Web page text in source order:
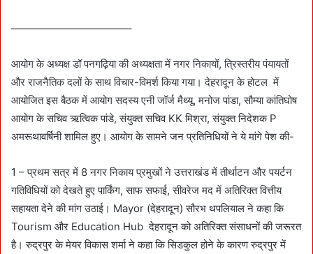
———————————–
आयोग के अध्यक्ष डॉ पनगढ़िया की अध्यक्षता में नगर निकायों, त्रिस्तरीय पंयायतों
और राजनैतिक दलों के साथ विचार-विमर्श किया गया। देहरादून के होटल में
आयोजित इस बैठक में आयोग सदस्य एनी जॉर्ज मैथ्यू, मनोज पांडा, सौम्या कांतिघोष
आयोग के सचिव ऋत्विक पांडे, संयुक्त सचिव KK मिश्रा, संयुक्त निदेशक P
अमरूथावर्षिनी शामिल हुए। आयोग के सामने जन प्रतिनिधियों ने ये मांगे पेश की-
1 – प्रथम सत्र में 8 नगर निकाय प्रमुखों ने उत्तराखंड में तीर्थाटन और पयर्टन
गतिविधियों को देखते हुए पार्किंग, साफ सफाई, सीवरेज मद में अतिरिक्त वित्तीय
सहायता देने की मांग उठाई। Mayor (देहरादून) सौरभ थपलियाल ने कहा कि
Tourism और Education Hub देहरादून को अतिरिक्त संसाधनों की जरूरत
है। रुद्रपुर के मेयर विकास शर्मा ने कहा कि सिडकुल होने के कारण रुद्रपुर में